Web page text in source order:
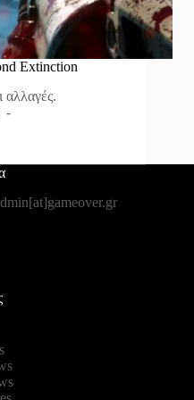
Extinction
αλλαγές.